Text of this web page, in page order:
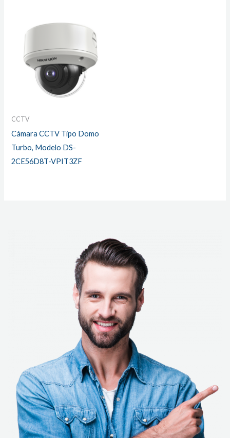
CCTV
Cámara CCTV Tipo Domo
Turbo, Modelo DS-
2CE56D8T-VPIT3ZF